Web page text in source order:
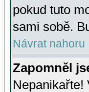
pokud tuto
sami sobě.
Návrat nahoru
Zapomněl
Nepanikařte!